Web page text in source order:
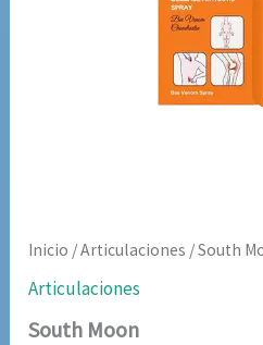
Inicio /Articulaciones / South
Articulaciones
South Moon